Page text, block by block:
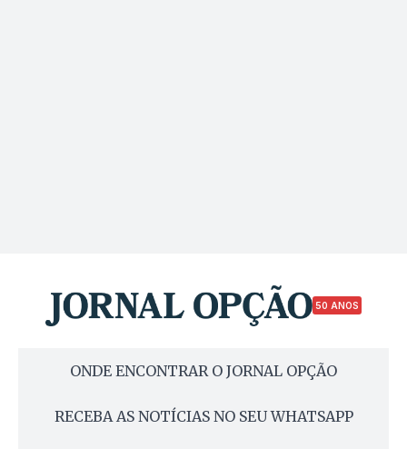
50 ANOS
ONDE ENCONTRAR O JORNAL OPÇÃO
RECEBA AS NOTÍCIAS NO SEU WHATSAPP